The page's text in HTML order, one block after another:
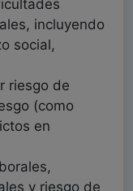
incluyendo
social,
riesgo de
(como
en
y riesgo de